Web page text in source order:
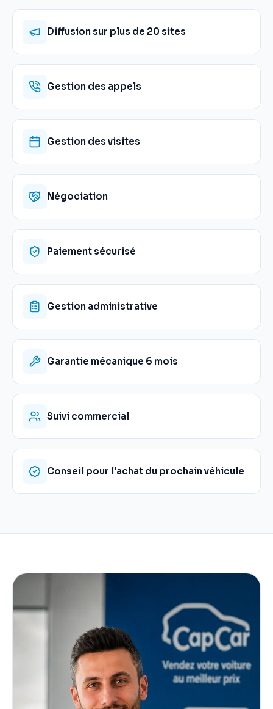
Diffusion sur plus de 20 sites
Gestion des appels
Gestion des visites
Négociation
Paiement sécurisé
Gestion administrative
Garantie mécanique 6 mois
Suivi commercial
Conseil pour l'achat du prochain véhicule